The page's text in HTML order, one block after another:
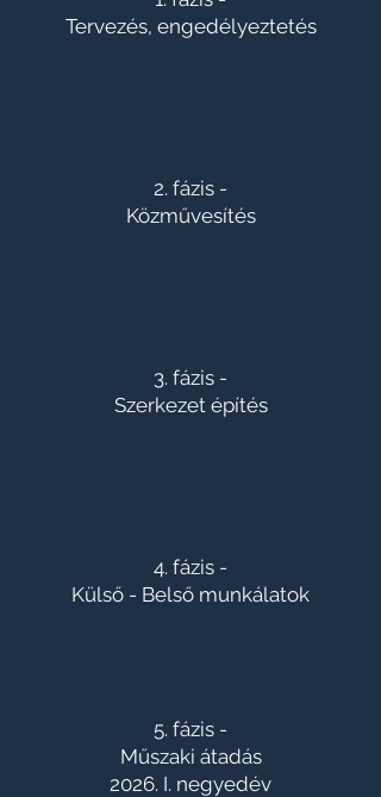
Tervezés, engedélyeztetés
2. fázis -
Közművesítés
3. fázis -
Szerkezet építés
4. fázis -
Külső - Belső munkálatok
5. fázis -
Műszaki átadás
2026. I. negyedév